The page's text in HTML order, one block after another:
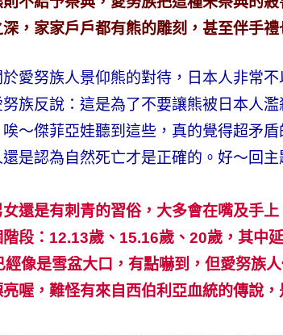
，家家戶戶都有熊的雕刻，甚至伴手禮
愛努族人景仰熊的對待，日本人非常
族反說：這是為了不要讓熊被日本人
～傑菲亞娃聽到這些，真的覺得超矛
是認為自然死亡才是正確的。好～回
還是有刺青的習俗，大多會在嘴及手
段：12.13歲、15.16歲、20歲，其中
經像是雪盆大口，有點嚇到，但愛努族
喔，難怪有來自西伯利亞血統的傳說